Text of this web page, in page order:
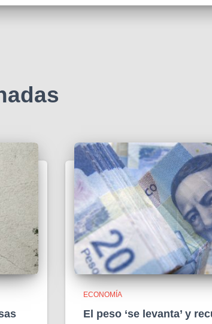
ECONOMÍA
El peso ‘se levanta’ y